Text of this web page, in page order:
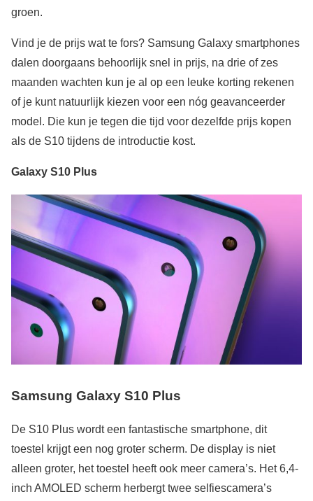
groen.
Vind je de prijs wat te fors? Samsung Galaxy smartphones
dalen doorgaans behoorlijk snel in prijs, na drie of zes
maanden wachten kun je al op een leuke korting rekenen
of je kunt natuurlijk kiezen voor een nóg geavanceerder
model. Die kun je tegen die tijd voor dezelfde prijs kopen
als de S10 tijdens de introductie kost.
Galaxy S10 Plus
Samsung Galaxy S10 Plus
De S10 Plus wordt een fantastische smartphone, dit
toestel krijgt een nog groter scherm. De display is niet
alleen groter, het toestel heeft ook meer camera’s. Het 6,4-
inch AMOLED scherm herbergt twee selfiescamera’s